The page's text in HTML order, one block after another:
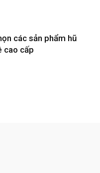
các sản phẩm hũ
cao cấp